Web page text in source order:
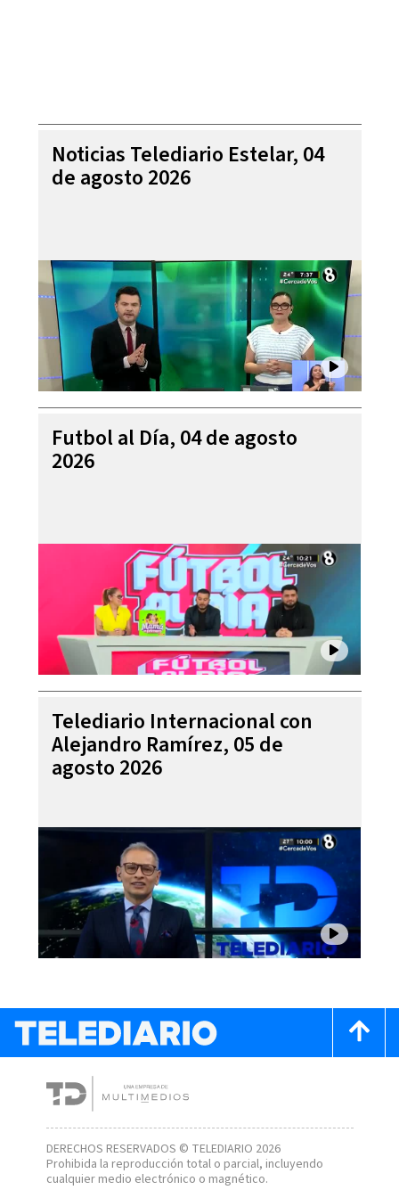
Noticias Telediario Estelar, 04
de agosto 2026
Futbol al Día, 04 de agosto
2026
Telediario Internacional con
Alejandro Ramírez, 05 de
agosto 2026
DERECHOS RESERVADOS © TELEDIARIO 2026
Prohibida la reproducción total o parcial, incluyendo
cualquier medio electrónico o magnético.